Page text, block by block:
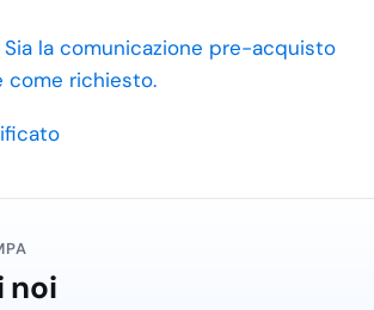
la comunicazione pre-acquisto
come richiesto.
noi